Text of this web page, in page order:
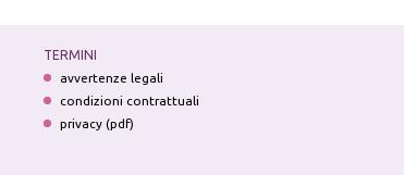
TERMINI
avvertenze legali
condizioni contrattuali
privacy (pdf)